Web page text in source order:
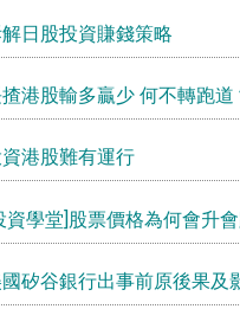
日股投資賺錢策略
港股輸多贏少 何不轉跑道
港股難有運行
資學堂]股票價格為何會升會
矽谷銀行出事前原後果及